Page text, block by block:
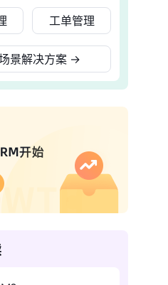
工单管理
景解决方案 →